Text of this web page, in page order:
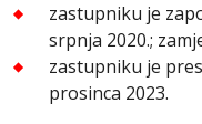
zastupniku je
srpnja 2020.;
zastupniku je
prosinca 2023.